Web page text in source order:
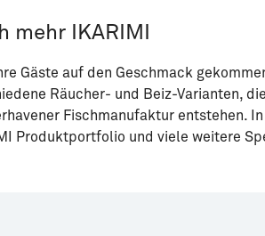
mehr IKARIMI
Gäste auf den Geschmack
Räucher- und Beiz-Varianten,
Fischmanufaktur entstehen.
Produktportfolio und viele weitere